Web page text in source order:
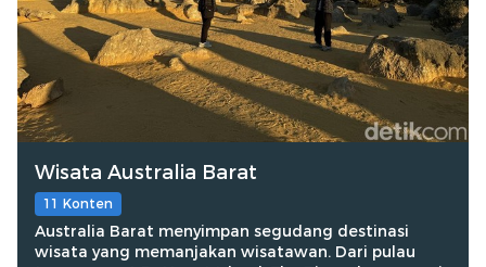
Wisata Australia Barat
11 Konten
Australia Barat menyimpan segudang destinasi
wisata yang memanjakan wisatawan. Dari pulau